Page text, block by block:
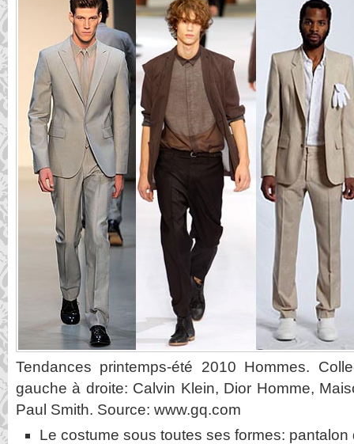
Tendances printemps-été 2010 Hommes.
gauche à droite: Calvin Klein, Dior Homme,
Paul Smith. Source: www.gq.com
Le costume sous toutes ses formes: